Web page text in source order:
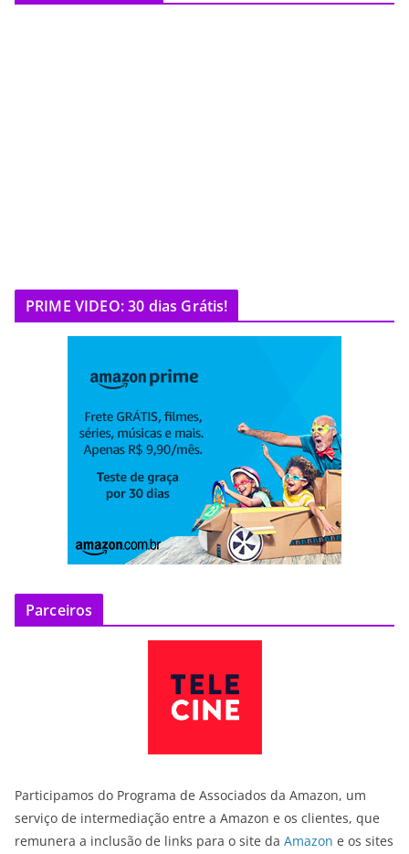
PRIME VIDEO: 30 dias Grátis!
Parceiros
Participamos do Programa de Associados da Amazon, um
serviço de intermediação entre a Amazon e os clientes, que
remunera a inclusão de links para o site da Amazon e os sites